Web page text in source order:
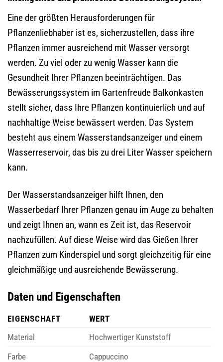
Eine der größten Herausforderungen für
Pflanzenliebhaber ist es, sicherzustellen, dass ihre
Pflanzen immer ausreichend mit Wasser versorgt
werden. Zu viel oder zu wenig Wasser kann die
Gesundheit Ihrer Pflanzen beeinträchtigen. Das
Bewässerungssystem im Gartenfreude Balkonkasten
stellt sicher, dass Ihre Pflanzen kontinuierlich und auf
nachhaltige Weise bewässert werden. Das System
besteht aus einem Wasserstandsanzeiger und einem
Wasserreservoir, das bis zu drei Liter Wasser speichern
kann.
Der Wasserstandsanzeiger hilft Ihnen, den
Wasserbedarf Ihrer Pflanzen genau im Auge zu behalten
und zeigt Ihnen an, wann es Zeit ist, das Reservoir
nachzufüllen. Auf diese Weise wird das Gießen Ihrer
Pflanzen zum Kinderspiel und sorgt gleichzeitig für eine
gleichmäßige und ausreichende Bewässerung.
Daten und Eigenschaften
EIGENSCHAFT
WERT
Material
Hochwertiger Kunststoff
Farbe
Cappuccino